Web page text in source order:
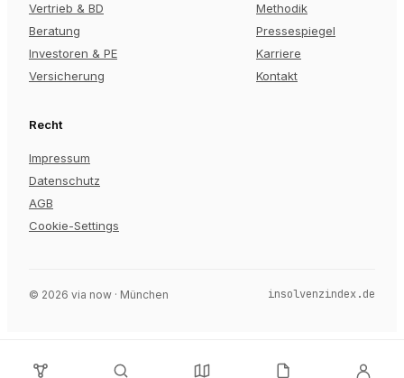
Vertrieb & BD
Beratung
Investoren & PE
Versicherung
Methodik
Pressespiegel
Karriere
Kontakt
Recht
Impressum
Datenschutz
AGB
Cookie-Settings
© 2026 via now · München insolvenzindex.de